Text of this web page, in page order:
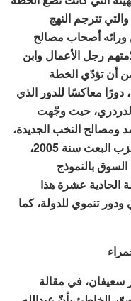
الحادية عشرة 2011 – 2015، والتي تترجم النهج
ورائه أصحاب مصالح
رجل الأعمال وابن
أن تؤدّي الخطة
دورًا معاكسًا للدور الذي
الدردري، حيث وجّهت
ومصالح النخب الجديدة،
والتي جاءت على أثر المؤتمر العاشر لحزب البعث سنة 2005،
بالنموذج
الحادية عشرة هذا
ودور تنموي للدولة، كما
سعيفان، في مقالة